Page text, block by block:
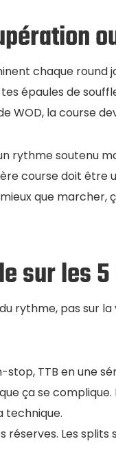
chaque round
épaules de
WOD, la course
rythme soutenu
course doit
que
sur les
rythme, pas sur
TTB en une
ça se
technique.
réserves. Les